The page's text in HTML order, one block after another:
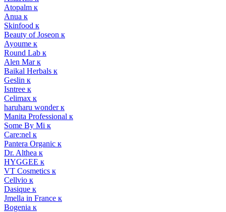
Atopalm к
Anua к
Skinfood к
Beauty of Joseon к
Ayoume к
Round Lab к
Alen Mar к
Baikal Herbals к
Geslin к
Isntree к
Celimax к
haruharu wonder к
Manita Professional к
Some By Mi к
Care:nel к
Pantera Organic к
Dr. Althea к
HYGGEE к
VT Cosmetics к
Cellvio к
Dasique к
Jmella in France к
Bogenia к